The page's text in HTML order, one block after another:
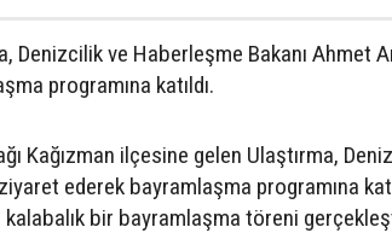
Denizcilik ve Haberleşme Bakanı Ahmet
programına katıldı.
Kağızman ilçesine gelen Ulaştırma,
ziyaret ederek bayramlaşma programına
kalabalık bir bayramlaşma töreni